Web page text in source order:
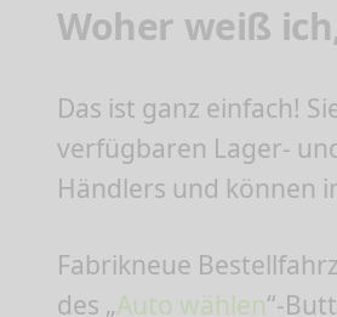
Woher weiß
Das ist ganz einfach!
verfügbaren Lager-
Händlers und können
Fabrikneue
des „Auto wählen“-